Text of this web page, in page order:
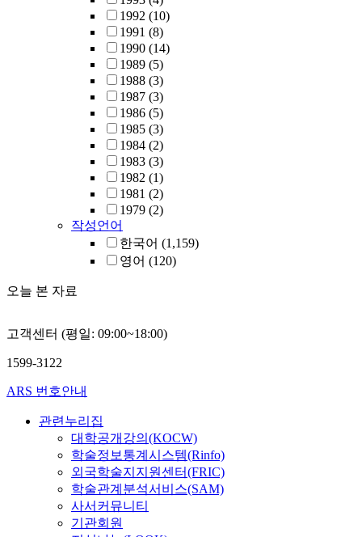
1992 (10)
1991 (8)
1990 (14)
1989 (5)
1988 (3)
1987 (3)
1986 (5)
1985 (3)
1984 (2)
1983 (3)
1982 (1)
1981 (2)
1979 (2)
작성언어
한국어 (1,159)
영어 (120)
오늘 본 자료
고객센터 (평일: 09:00~18:00)
1599-3122
ARS 번호안내
관련누리집
대학공개강의(KOCW)
학술정보통계시스템(Rinfo)
외국학술지지원센터(FRIC)
학술관계분석서비스(SAM)
사서커뮤니티
기관회원